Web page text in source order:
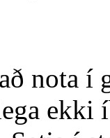
nota í
ekki